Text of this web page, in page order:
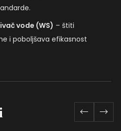
vode (WS) – štiti
i poboljšava efikasnost